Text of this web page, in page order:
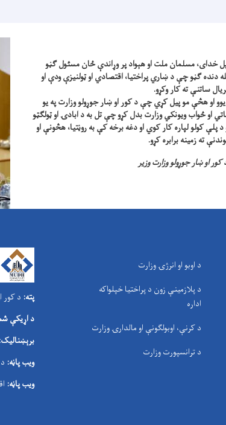
خدای، مسلمان ملت او هېواد پر وړاندې ځان مسئول ګڼو
دنده ګڼو چې د ښاري پراختیا، اقتصادي او ټولنیزې ودې او
ساتنې ته کار وکړو.
او هڅې مو پیل کړي چې د کور او ښار جوړولو وزارت په یو
او ځواب ویونکي وزارت بدل کړو چې تل به د ابادۍ او ټولګټو
د پلې کولو لپاره کار کوي او دغه برخه کې به روڼتیا، هڅونې او
ته زمینه برابره کړو.
کور او ښار جوړولو وزارت وزیر
د اوبو او انرژۍ وزارت
د پلازمینې زون د پراختیا خپلواکه
اداره
د کرنې، اوبولګونې او مالدارۍ وزارت
د ترانسپورت وزارت
پته: د کور
د اړیکې
برېښنالیک:
ویب پاڼه:
ویب پاڼه: